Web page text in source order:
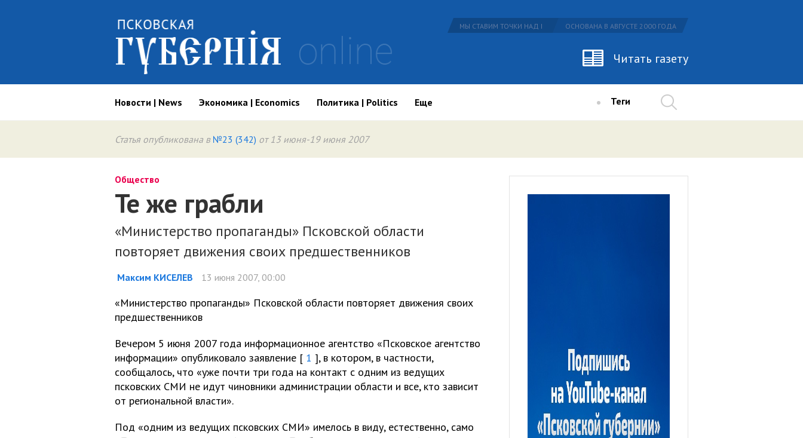
МЫ СТАВИМ ТОЧКИ НАД I ОСНОВАНА В АВГУСТЕ 2000 ГОДА
Читать газету
Новости | News Экономика | Economics Политика | Politics Еще Теги
Статья опубликована в №23 (342) от 13 июня-19 июня 2007
Общество
Те же грабли
«Министерство пропаганды» Псковской области
повторяет движения своих предшественников
Максим КИСЕЛЕВ 13 июня 2007, 00:00
«Министерство пропаганды» Псковской области повторяет движения своих
предшественников
Вечером 5 июня 2007 года информационное агентство «Псковское агентство
информации» опубликовало заявление [ 1 ], в котором, в частности,
сообщалось, что «уже почти три года на контакт с одним из ведущих
псковских СМИ не идут чиновники администрации области и все, кто зависит
от региональной власти».
Под «одним из ведущих псковских СМИ» имелось в виду, естественно, само